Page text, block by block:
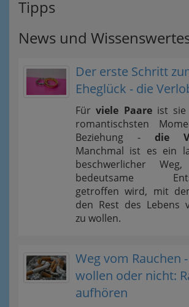
Tipps
News und
Der erste Schritt
Eheglück - die
Fürviele Paareist sie
romantischsten
Beziehung - die
Manchmal ist es ein
beschwerlicher
bedeutsame
getroffen wird, mit
den Rest des Lebens
zu wollen.
Weg vom Rauchen
wollen oder nicht:
aufhören